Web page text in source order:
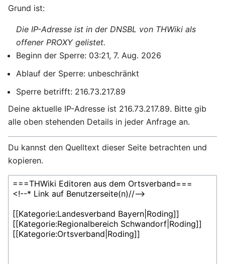
Grund ist:
Die IP-Adresse ist in der DNSBL von THWiki als
offener PROXY gelistet.
Beginn der Sperre: 03:21, 7. Aug. 2026
Ablauf der Sperre: unbeschränkt
Sperre betrifft: 216.73.217.89
Deine aktuelle IP-Adresse ist 216.73.217.89. Bitte gib
alle oben stehenden Details in jeder Anfrage an.
Du kannst den Quelltext dieser Seite betrachten und
kopieren.